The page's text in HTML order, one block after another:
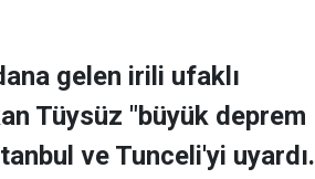
gelen irili ufaklı
Tüysüz "büyük deprem
ve Tunceli'yi uyardı.